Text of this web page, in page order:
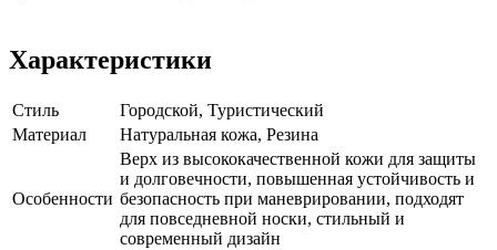
Характеристики
Стиль
Городской, Туристический
Материал
Натуральная кожа, Резина
Особенности
Верх из высококачественной кожи для защиты
и долговечности, повышенная устойчивость и
безопасность при маневрировании, подходят
для повседневной носки, стильный и
современный дизайн